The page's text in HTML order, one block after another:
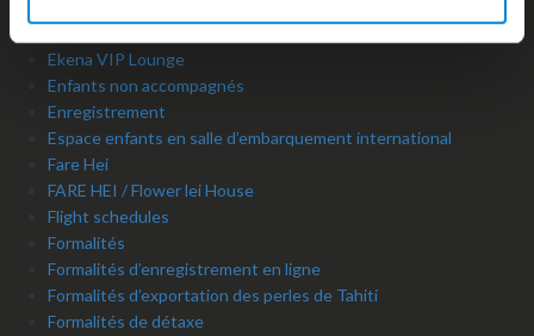
Ekena VIP Lounge
Enfants non accompagnés
Enregistrement
Espace enfants en salle d’embarquement international
Fare Hei
FARE HEI / Flower lei House
Flight schedules
Formalités
Formalités d’enregistrement en ligne
Formalités d’exportation des perles de Tahiti
Formalités de détaxe